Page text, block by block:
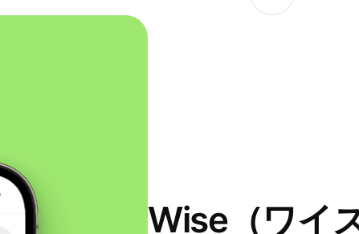
Wise（ワイ